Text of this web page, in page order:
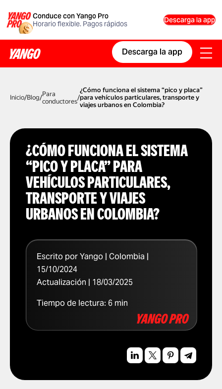
Descarga la app
Conduce con Yango Pro
Horario flexible. Pagos rápidos
Descarga la app
Inicio/Blog/Para
conductores/
¿Cómo funciona el sistema “pico y placa”
para vehículos particulares, transporte y
viajes urbanos en Colombia?
Escrito por Yango | Colombia |
15/10/2024
Actualización | 18/03/2025
Tiempo de lectura: 6 min
¿CÓMO FUNCIONA EL SISTEMA
“PICO Y PLACA” PARA
VEHÍCULOS PARTICULARES,
TRANSPORTE Y VIAJES
URBANOS EN COLOMBIA?